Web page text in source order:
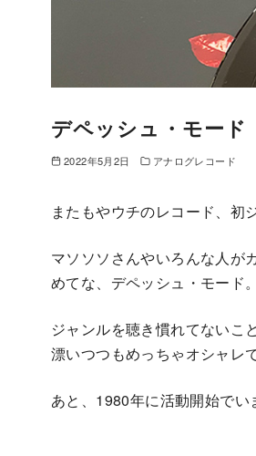
デペッシュ・モード
2022年5月2日 アナログレコード
またもやウチのレコード、初
マソソソさんやいろんな人が
めてな、デペッシュ・モード。
ジャンルを聴き慣れてないこ
漂いつつもめっちゃオシャレ
あと、1980年に活動開始でい